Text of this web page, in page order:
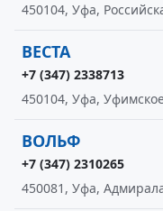
450104, Уфа,
ВЕСТА
+7 (347) 2338713
450104, Уфа,
ВОЛЬФ
+7 (347) 2310265
450081, Уфа,